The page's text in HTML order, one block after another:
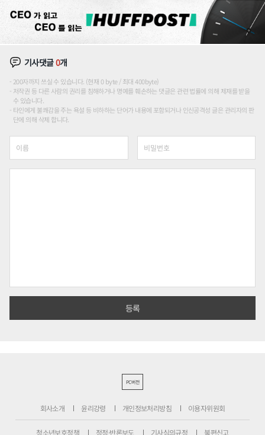
기사댓글0개
200자까지 쓰실 수 있습니다. (현재 0 byte / 최대 400byte)
저작권 등 다른 사람의 권리를 침해하거나 명예를 훼손하는 댓글은 관련 법률에 의해 제재를 받을
수 있습니다.
타인에게 불쾌감을 주는 욕설 등 비하하는 단어가 내용에 포함되거나 인신공격성 글은 관리자의 판
단에 의해 삭제 합니다.
PC버전
회사소개 윤리강령 개인정보처리방침 이용자위원회
청소년보호정책 정정·반론보도 기사심의규정 불편신고